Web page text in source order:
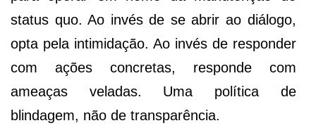
status quo. Ao invés de se abrir ao diálogo,
opta pela intimidação. Ao invés de responder
com ações concretas, responde com
ameaças veladas. Uma política de
blindagem, não de transparência.